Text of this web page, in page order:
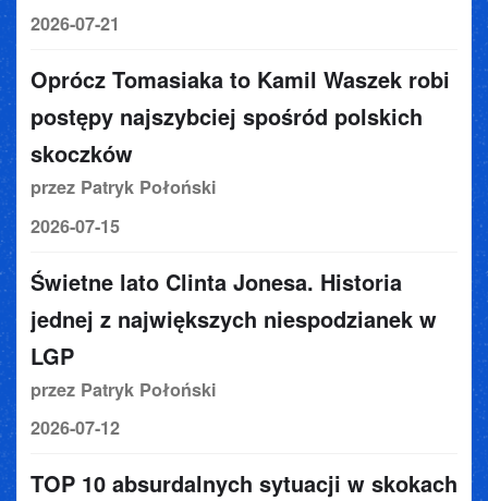
2026-07-21
Oprócz Tomasiaka to Kamil Waszek robi
postępy najszybciej spośród polskich
skoczków
przez Patryk Połoński
2026-07-15
Świetne lato Clinta Jonesa. Historia
jednej z największych niespodzianek w
LGP
przez Patryk Połoński
2026-07-12
TOP 10 absurdalnych sytuacji w skokach